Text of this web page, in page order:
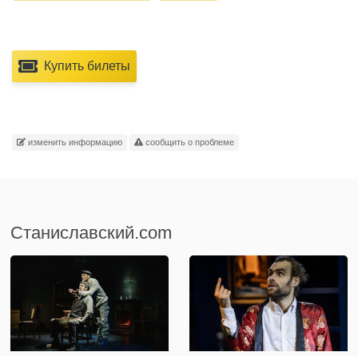
Купить билеты
изменить информацию сообщить о проблеме
Станиславский.com